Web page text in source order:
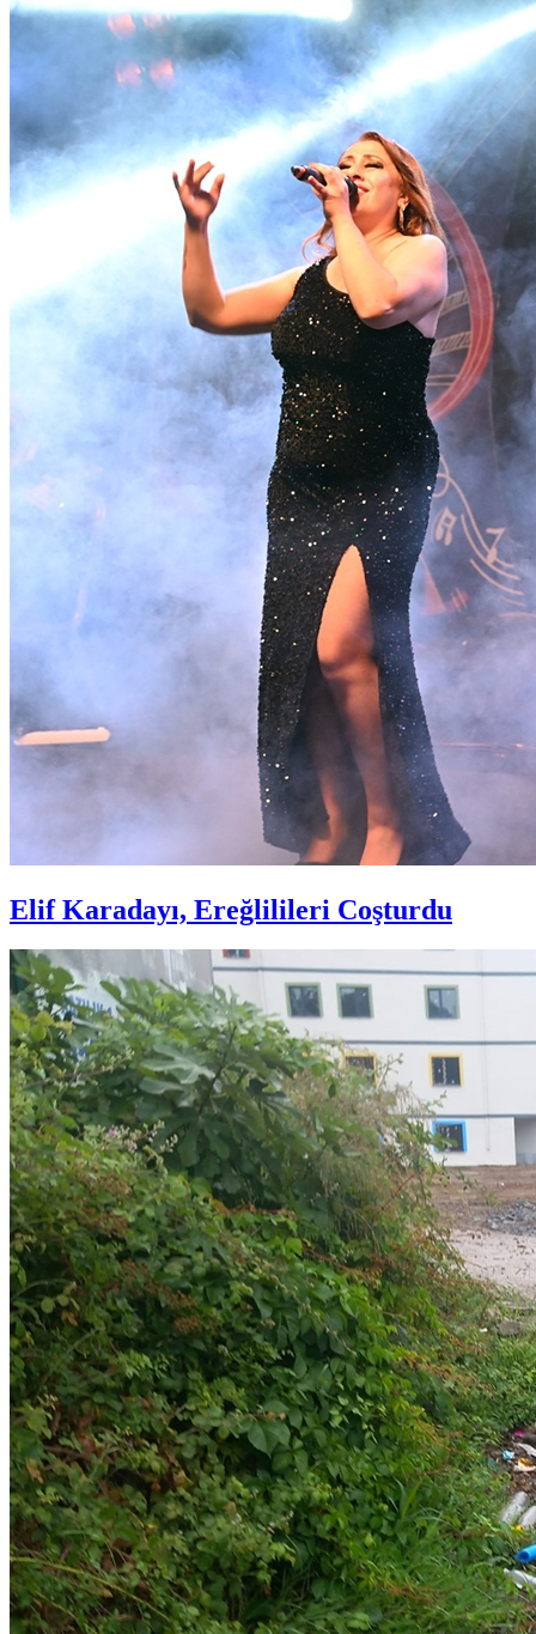
Elif Karadayı, Ereğlilileri Coşturdu